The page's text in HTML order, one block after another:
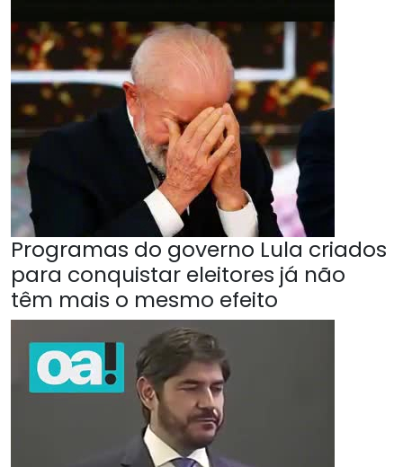
Programas do governo Lula criados
para conquistar eleitores já não
têm mais o mesmo efeito